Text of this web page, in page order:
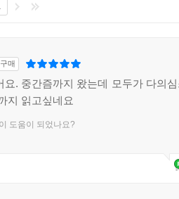
구매
요. 중간즘까지 왔는데 모두가 다의
지 읽고싶네요
도움이 되었나요?